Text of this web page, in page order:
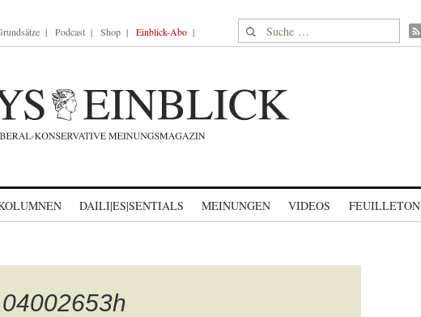
Podcast Shop Einblick-Abo Suche nach:
DAILI|ES|SENTIALS MEINUNGEN VIDEOS FEUILLETON